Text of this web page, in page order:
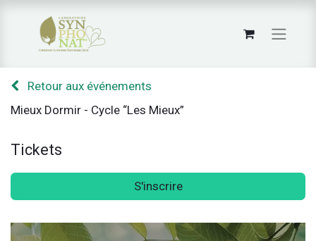
Retour aux événements
Mieux Dormir - Cycle “Les Mieux”
Tickets
S'inscrire